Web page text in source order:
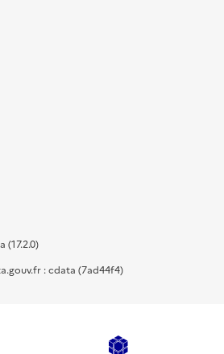
(17.2.0)
: cdata (7ad44f4)